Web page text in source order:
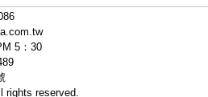
5：30
rights reserved.